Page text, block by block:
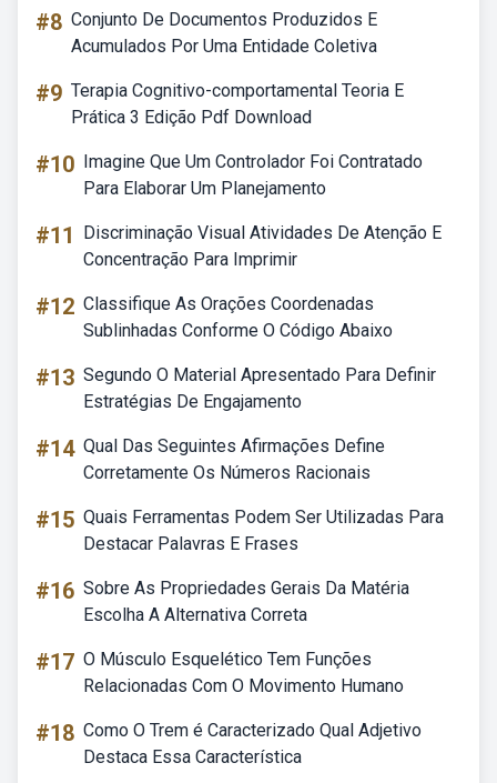
#8 Conjunto De Documentos Produzidos E
Acumulados Por Uma Entidade Coletiva
#9 Terapia Cognitivo-comportamental Teoria E
Prática 3 Edição Pdf Download
#10 Imagine Que Um Controlador Foi Contratado
Para Elaborar Um Planejamento
#11
Discriminação Visual Atividades De Atenção E
Concentração Para Imprimir
#12 Classifique As Orações Coordenadas
Sublinhadas Conforme O Código Abaixo
#13 Segundo O Material Apresentado Para Definir
Estratégias De Engajamento
#14 Qual Das Seguintes Afirmações Define
Corretamente Os Números Racionais
#15 Quais Ferramentas Podem Ser Utilizadas Para
Destacar Palavras E Frases
#16 Sobre As Propriedades Gerais Da Matéria
Escolha A Alternativa Correta
#17 O Músculo Esquelético Tem Funções
Relacionadas Com O Movimento Humano
#18 Como O Trem é Caracterizado Qual Adjetivo
Destaca Essa Característica